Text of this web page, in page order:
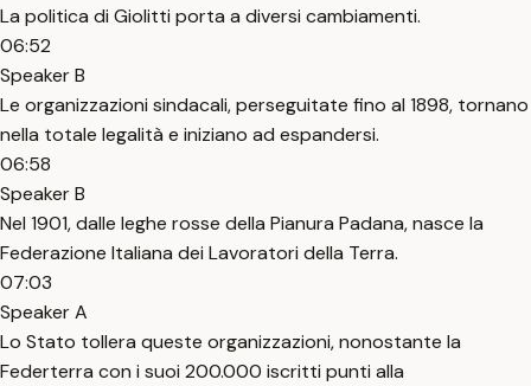
La politica di Giolitti porta a diversi cambiamenti.
06:52
Speaker B
Le organizzazioni sindacali, perseguitate fino al 1898, tornano
nella totale legalità e iniziano ad espandersi.
06:58
Speaker B
Nel 1901, dalle leghe rosse della Pianura Padana, nasce la
Federazione Italiana dei Lavoratori della Terra.
07:03
Speaker A
Lo Stato tollera queste organizzazioni, nonostante la
Federterra con i suoi 200.000 iscritti punti alla